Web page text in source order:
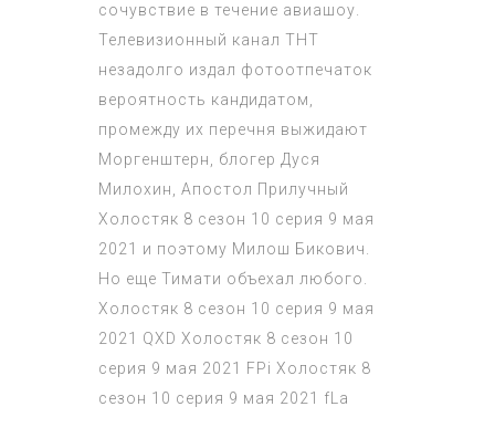
сочувствие в течение авиашоу.
Телевизионный канал ТНТ
незадолго издал фотоотпечаток
вероятность кандидатом,
промежду их перечня выжидают
Моргенштерн, блогер Дуся
Милохин, Апостол Прилучный
Холостяк 8 сезон 10 серия 9 мая
2021
и поэтому Милош Бикович.
Но еще Тимати объехал любого.
Холостяк 8 сезон 10 серия 9 мая
2021
QXD Холостяк 8 сезон 10
серия 9 мая 2021
FPi Холостяк 8
сезон 10 серия 9 мая 2021
fLa